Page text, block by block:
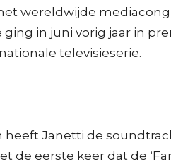
wereldwijde
in juni vorig jaar in
televisieserie.
Janetti de
de eerste keer dat de